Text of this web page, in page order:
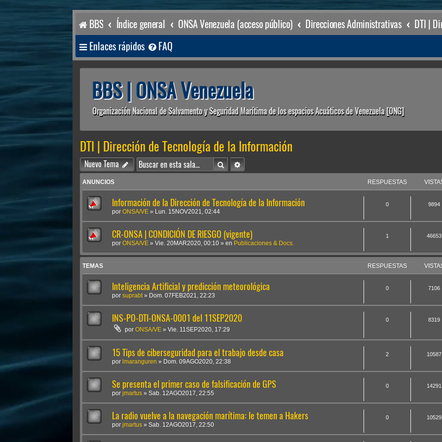
BBS Índice general ONSA Venezuela (acceso público) Direcciones Administrativas
Enlaces rápidos FAQ
BBS | ONSA Venezuela
Organización Nacional de Salvamento y Seguridad Marítima de los espacios Acuáticos de Venezuela [ONG]
DTI | Dirección de Tecnología de la Información
Nuevo Tema BuscarBúsqueda avanzada
ANUNCIOS RESPUESTAS
Información de la Dirección de Tecnología de la Información
por ONSA/VE » Lun. 15NOV2021, 02:44
0 9894
CR-ONSA | CONDICIÓN DE RIESGO (vigente)
por ONSA/VE » Vie. 20MAR2020, 00:10 » en Publicaciones & Docs.
1 46653
TEMAS RESPUESTAS
Inteligencia Artificial y predicción meteorológica
por suprabt » Dom. 07FEB2021, 22:23
0 7106
INS-PO-DTI-ONSA-0001 del 11SEP2020
porONSA/VE »Vie. 11SEP2020, 17:29
0 8319
15 Tips de ciberseguridad para el trabajo desde casa
por lmaranguren » Dom. 09AGO2020, 22:38
2 10587
Se presenta el primer caso de falsificación de GPS
por jmartus » Sab. 12AGO2017, 22:55
0 14291
La radio vuelve a la navegación marítima: le temen a Hakers
por jmartus » Sab. 12AGO2017, 22:50
0 10529